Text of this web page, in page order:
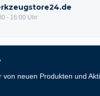
- 16:00 Uhr
von neuen Produkten und